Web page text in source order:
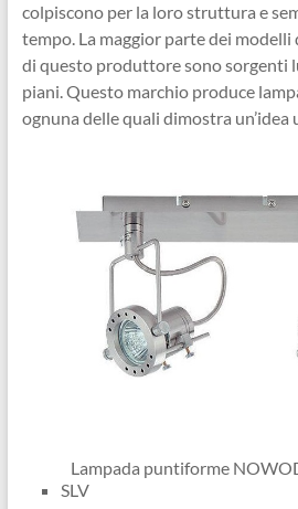
colpiscono per la loro struttura e
tempo. La maggior parte dei modelli
di questo produttore sono sorgenti
piani. Questo marchio produce
ognuna delle quali dimostra un’idea
Lampada puntiforme
SLV